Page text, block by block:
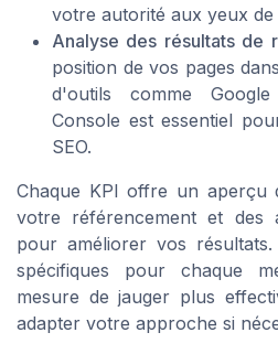
votre autorité aux yeux de
Analyse des résultats de
position de vos pages dans
d'outils comme
Console est essentiel
SEO.
Chaque KPI offre un aperçu
votre référencement et des
pour améliorer vos
spécifiques pour chaque
mesure de jauger plus
adapter votre approche si